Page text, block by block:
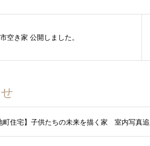
空き家 公開しました。
町住宅】子供たちの未来を描く家 室内写真追